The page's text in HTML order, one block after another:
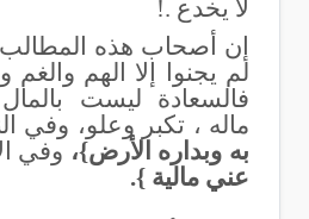
لا يخدع .!
إن أصحاب هذه المطالب
لم يجنوا إلا الهم
فالسعادة ليست
ماله ، تكبر وعلو، وفي
به وبداره الأرض}، وفي
عني مالية }.